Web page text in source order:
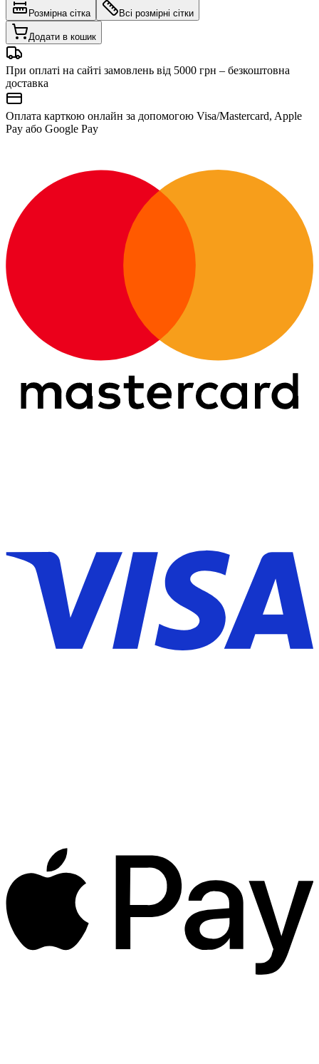
Розмірна сітка Всі розмірні сітки
Додати в кошик
При оплаті на сайті замовлень від 5000 грн – безкоштовна
доставка
Оплата карткою онлайн за допомогою Visa/Mastercard, Apple
Pay або Google Pay